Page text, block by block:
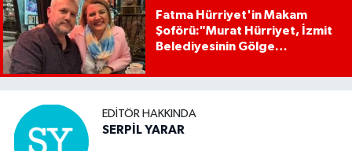
Fatma Hürriyet'in Makam
Şoförü:"Murat Hürriyet, İzmit
Belediyesinin Gölge
EDITÖR HAKKINDA
SERPİL YARAR